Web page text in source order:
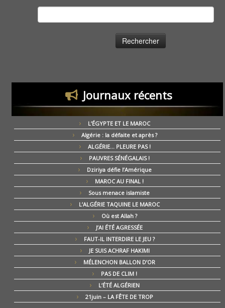
Journaux récents
L’ÉGYPTE ET LE MAROC
Algérie : la défaite et après ?
ALGÉRIE… PLEURE PAS !
PAUVRES SÉNÉGALAIS !
Dziriya défie l’Amérique
MAROC AU FINAL !
Sous menace islamiste
L’ALGÉRIE TAQUINE LE MAROC
Où est Allah ?
J’AI ÉTÉ AGRESSÉE
FAUT-IL INTERDIRE LE JEU ?
JE SUIS ACHRAF HAKIMI
MÉLENCHON BALLON D’OR
PAS DE CLIM !
L’ÉTÉ ALGÉRIEN
21juin – LA FÊTE DE TROP